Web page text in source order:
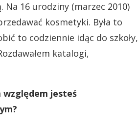
16 urodziny (marzec 2010)
kosmetyki. Była to
to codziennie idąc do szkoły,
katalogi,
względem jesteś